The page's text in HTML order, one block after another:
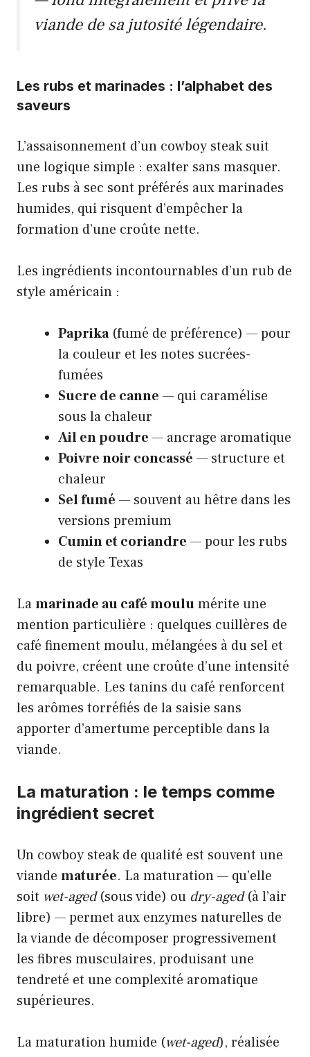
viande de sa jutosité légendaire.
Les rubs et marinades : l’alphabet des
saveurs
L’assaisonnement d’un cowboy steak suit
une logique simple : exalter sans masquer.
Les rubs à sec sont préférés aux marinades
humides, qui risquent d’empêcher la
formation d’une croûte nette.
Les ingrédients incontournables d’un rub de
style américain :
Paprika(fumé de préférence) — pour
la couleur et les notes sucrées-
fumées
Sucre de canne — qui caramélise
sous la chaleur
Ail en poudre — ancrage aromatique
Poivre noir concassé — structure et
chaleur
Sel fumé — souvent au hêtre dans les
versions premium
Cumin et coriandre — pour les rubs
de style Texas
Lamarinade au café moulumérite une
mention particulière : quelques cuillères de
café finement moulu, mélangées à du sel et
du poivre, créent une croûte d’une intensité
remarquable. Les tanins du café renforcent
les arômes torréfiés de la saisie sans
apporter d’amertume perceptible dans la
viande.
La maturation : le temps comme
ingrédient secret
Un cowboy steak de qualité est souvent une
viande maturée. La maturation — qu’elle
soit wet-aged(sous vide) ou dry-aged(à l’air
libre) — permet aux enzymes naturelles de
la viande de décomposer progressivement
les fibres musculaires, produisant une
tendreté et une complexité aromatique
supérieures.
La maturation humide (wet-aged), réalisée